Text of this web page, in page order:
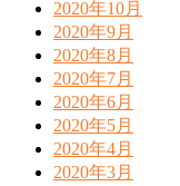
2020年10月
2020年9月
2020年8月
2020年7月
2020年6月
2020年5月
2020年4月
2020年3月